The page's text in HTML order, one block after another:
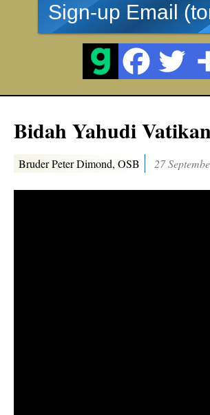
Sign-up Email
Bidah Yahudi
Bruder Peter Dimond, OSB 27